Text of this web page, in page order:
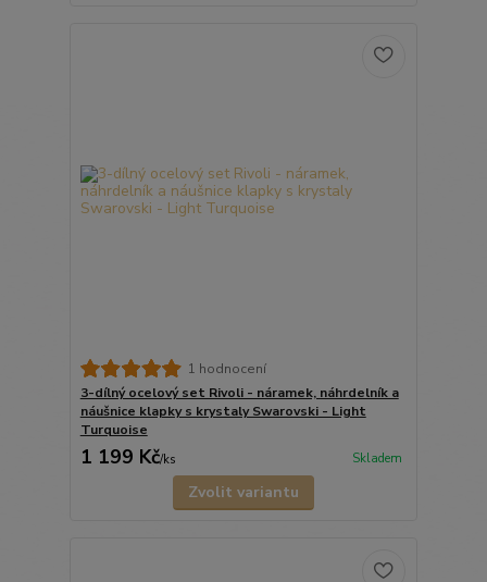
1 hodnocení
3-dílný ocelový set Rivoli - náramek, náhrdelník a
náušnice klapky s krystaly Swarovski - Light
Turquoise
1 199 Kč/ks Skladem
Zvolit variantu